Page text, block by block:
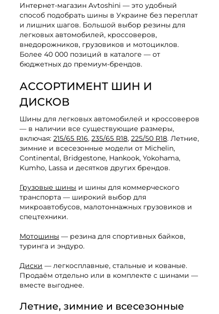
Интернет-магазин Avtoshini — это удобный
способ подобрать шины в Украине без переплат
и лишних шагов. Большой выбор резины для
легковых автомобилей, кроссоверов,
внедорожников, грузовиков и мотоциклов.
Более 40 000 позиций в каталоге — от
бюджетных до премиум-брендов.
АССОРТИМЕНТ ШИН И
ДИСКОВ
Шины для легковых автомобилей и кроссоверов
— в наличии все существующие размеры,
включая: 215/65 R16, 235/65 R18, 225/50 R18. Летние,
зимние и всесезонные модели от Michelin,
Continental, Bridgestone, Hankook, Yokohama,
Kumho, Lassa и десятков других брендов.
Грузовые шины и шины для коммерческого
транспорта — широкий выбор для
микроавтобусов, малотоннажных грузовиков и
спецтехники.
Мотошины — резина для спортивных байков,
туринга и эндуро.
Диски — легкосплавные, стальные и кованые.
Продаём отдельно или в комплекте с шинами —
вместе выгоднее.
Летние, зимние и всесезонные